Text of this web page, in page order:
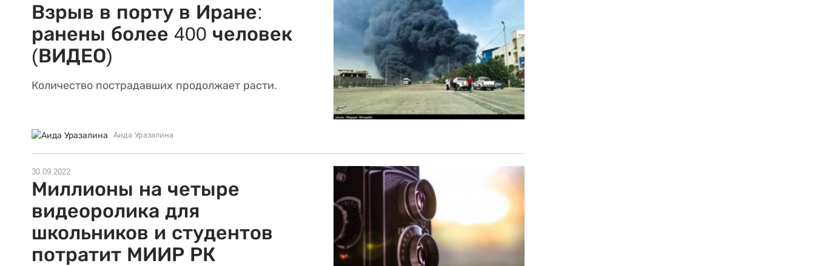
Взрыв в порту в Иране:
ранены более 400 человек
(ВИДЕО)
Количество пострадавших продолжает расти.
Аида Уразалина
30.09.2022
Миллионы на четыре
видеоролика для
школьников и студентов
потратит МИИР РК